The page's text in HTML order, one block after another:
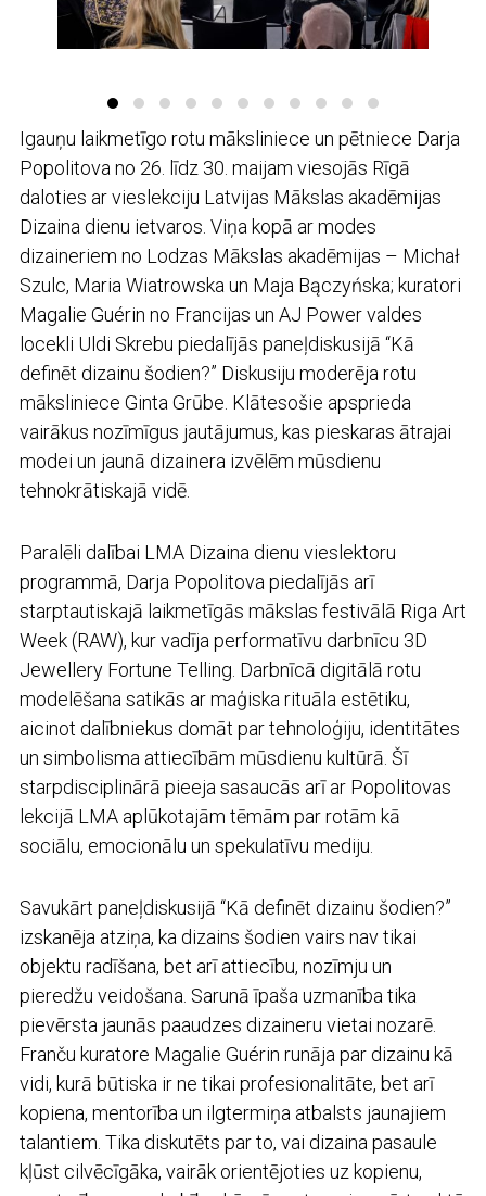
Igauņu laikmetīgo rotu māksliniece un pētniece Darja
Popolitova no 26. līdz 30. maijam viesojās Rīgā
daloties ar vieslekciju Latvijas Mākslas akadēmijas
Dizaina dienu ietvaros. Viņa kopā ar modes
dizaineriem no Lodzas Mākslas akadēmijas – Michał
Szulc, Maria Wiatrowska un Maja Bączyńska; kuratori
Magalie Guérin no Francijas un AJ Power valdes
locekli Uldi Skrebu piedalījās paneļdiskusijā “Kā
definēt dizainu šodien?” Diskusiju moderēja rotu
māksliniece Ginta Grūbe. Klātesošie apsprieda
vairākus nozīmīgus jautājumus, kas pieskaras ātrajai
modei un jaunā dizainera izvēlēm mūsdienu
tehnokrātiskajā vidē.
Paralēli dalībai LMA Dizaina dienu vieslektoru
programmā, Darja Popolitova piedalījās arī
starptautiskajā laikmetīgās mākslas festivālā Riga Art
Week (RAW), kur vadīja performatīvu darbnīcu 3D
Jewellery Fortune Telling. Darbnīcā digitālā rotu
modelēšana satikās ar maģiska rituāla estētiku,
aicinot dalībniekus domāt par tehnoloģiju, identitātes
un simbolisma attiecībām mūsdienu kultūrā. Šī
starpdisciplinārā pieeja sasaucās arī ar Popolitovas
lekcijā LMA aplūkotajām tēmām par rotām kā
sociālu, emocionālu un spekulatīvu mediju.
Savukārt paneļdiskusijā “Kā definēt dizainu šodien?”
izskanēja atziņa, ka dizains šodien vairs nav tikai
objektu radīšana, bet arī attiecību, nozīmju un
pieredžu veidošana. Sarunā īpaša uzmanība tika
pievērsta jaunās paaudzes dizaineru vietai nozarē.
Franču kuratore Magalie Guérin runāja par dizainu kā
vidi, kurā būtiska ir ne tikai profesionalitāte, bet arī
kopiena, mentorība un ilgtermiņa atbalsts jaunajiem
talantiem. Tika diskutēts par to, vai dizaina pasaule
kļūst cilvēcīgāka, vairāk orientējoties uz kopienu,